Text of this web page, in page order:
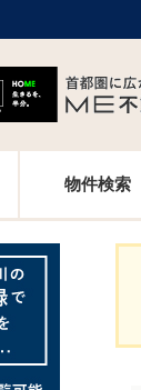
物件検索